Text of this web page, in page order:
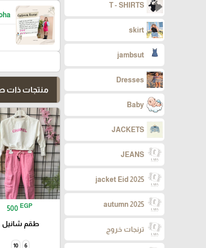
T - SHIRTS
skirt
jambsut
Dresses
Baby
JACKETS
JEANS
jacket Eid 2025
autumn 2025
ترنجات خروج
منتجات ذات
500 EGP
طقم شانيل
6
10